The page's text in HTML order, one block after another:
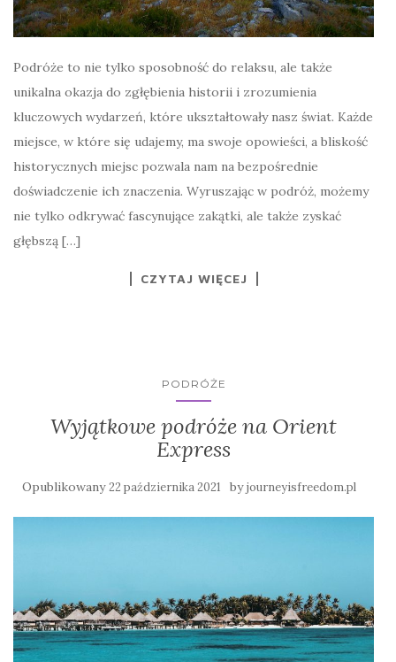
Podróże to nie tylko sposobność do relaksu, ale także
unikalna okazja do zgłębienia historii i zrozumienia
kluczowych wydarzeń, które ukształtowały nasz świat. Każde
miejsce, w które się udajemy, ma swoje opowieści, a bliskość
historycznych miejsc pozwala nam na bezpośrednie
doświadczenie ich znaczenia. Wyruszając w podróż, możemy
nie tylko odkrywać fascynujące zakątki, ale także zyskać
głębszą […]
CZYTAJ WIĘCEJ
PODRÓŻE
Wyjątkowe podróże na Orient
Express
Opublikowany22 października 2021 byjourneyisfreedom.pl